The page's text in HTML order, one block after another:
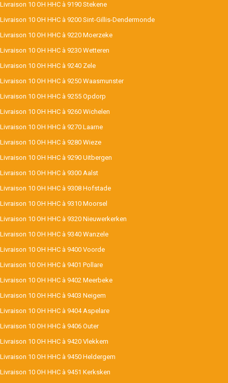
Livraison 10 OH HHC à 9190 Stekene
Livraison 10 OH HHC à 9200 Sint-Gillis-Dendermonde
Livraison 10 OH HHC à 9220 Moerzeke
Livraison 10 OH HHC à 9230 Wetteren
Livraison 10 OH HHC à 9240 Zele
Livraison 10 OH HHC à 9250 Waasmunster
Livraison 10 OH HHC à 9255 Opdorp
Livraison 10 OH HHC à 9260 Wichelen
Livraison 10 OH HHC à 9270 Laarne
Livraison 10 OH HHC à 9280 Wieze
Livraison 10 OH HHC à 9290 Uitbergen
Livraison 10 OH HHC à 9300 Aalst
Livraison 10 OH HHC à 9308 Hofstade
Livraison 10 OH HHC à 9310 Moorsel
Livraison 10 OH HHC à 9320 Nieuwerkerken
Livraison 10 OH HHC à 9340 Wanzele
Livraison 10 OH HHC à 9400 Voorde
Livraison 10 OH HHC à 9401 Pollare
Livraison 10 OH HHC à 9402 Meerbeke
Livraison 10 OH HHC à 9403 Neigem
Livraison 10 OH HHC à 9404 Aspelare
Livraison 10 OH HHC à 9406 Outer
Livraison 10 OH HHC à 9420 Vlekkem
Livraison 10 OH HHC à 9450 Heldergem
Livraison 10 OH HHC à 9451 Kerksken